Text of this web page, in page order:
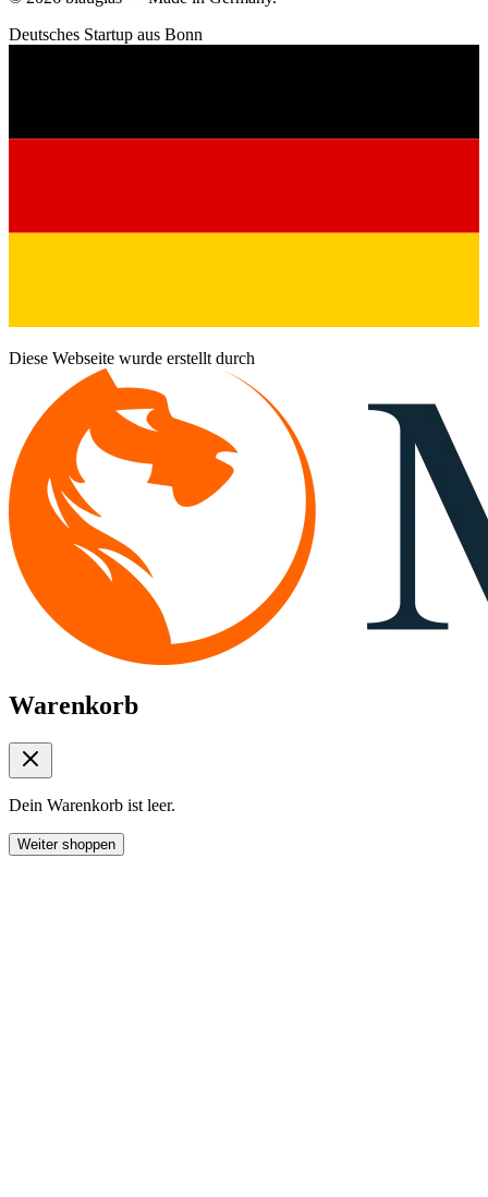
Deutsches Startup aus Bonn
Diese Webseite wurde erstellt durch
Warenkorb
Dein Warenkorb ist leer.
Weiter shoppen